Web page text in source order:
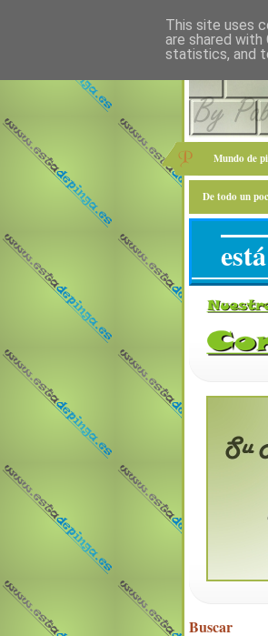
Mundo de
De todo un
Buscar
This site uses
are shared
statistics, and